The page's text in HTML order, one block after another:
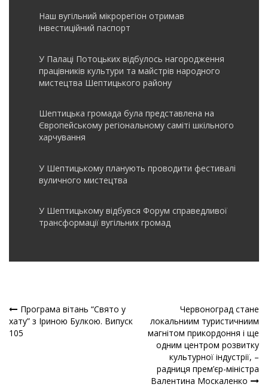
Наш вугільний мікрорегіон отримав
інвеcтиційний паспорт
У Палаці Потоцьких відбулось нагородження
працівників культури та майстрів народного
мистецтва Шептицького району
Шептицька громада була представлена на
Європейському регіональному саміті шкільного
харчування
У Шептицькому планують проводити фестивалі
вуличного мистецтва
У Шептицькому відбувся Форум справедливої
трансформації вугільних громад
Навігація
Програма вітань “Свято у
хату” з Іриною Булкою. Випуск
105
Червоноград стане
локальниим туристичниим
магнітом прикордоння і ще
одним центром розвитку
культурної індустрії, –
радниця прем’єр-міністра
Валентина Москаленко